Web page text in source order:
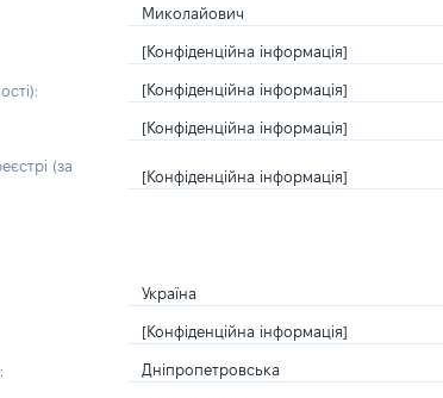
Миколайович
[Конфіденційна інформація]
[Конфіденційна інформація]
[Конфіденційна інформація]
(за
[Конфіденційна інформація]
Україна
[Конфіденційна інформація]
Дніпропетровська